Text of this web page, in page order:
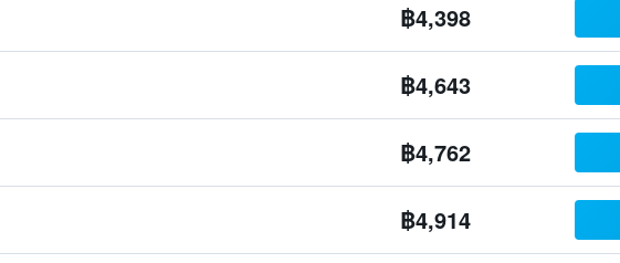
฿4,398
฿4,643
฿4,762
฿4,914